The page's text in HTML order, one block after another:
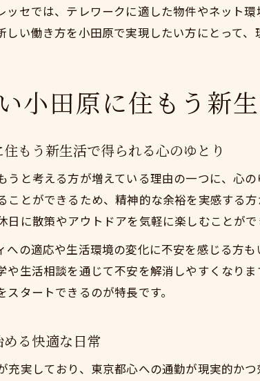
ッセでは、テレワークに適した物件やネット
しい働き方を小田原で実現したい方にとって、
小田原に住もう新
もう新生活で得られる心のゆとり
うと考える方が増えている理由の一つに、心
ことができるため、精神的な余裕を実感する
日に散策やアウトドアを気軽に楽しむことが
への適応や生活環境の変化に不安を感じる方
や生活相談を通じて不安を解消しやすくなり
タートできるのが特長です。
る快適な日常
充実しており、東京都心への通勤が現実的か